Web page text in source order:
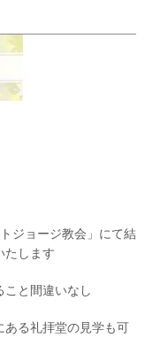
ジョージ教会」にて結
たします
こと間違いなし
ある礼拝堂の見学も可